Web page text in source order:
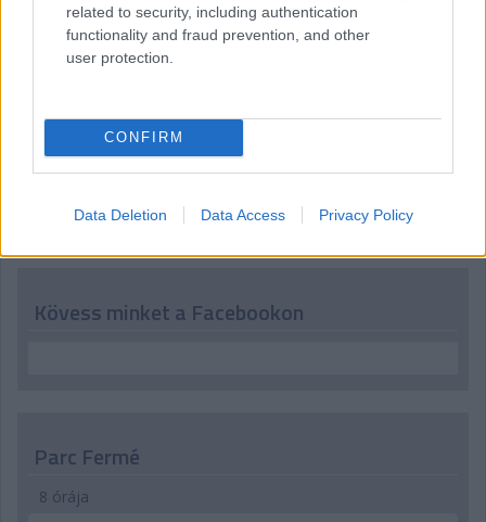
related to security, including authentication
functionality and fraud prevention, and other
user protection.
CONFIRM
Data Deletion Data Access Privacy Policy
Köszöntjük ismét - vagy a most ébredőket először - az
olvasókat, tíz perc múlva jön az F1-es Japán Nagydíj időmérő
edzése, kövessétek velünk!
Hallgasd meg a Formula Podcast
legfrissebb adását!
Kövess minket a Facebookon
Parc Fermé
8 órája